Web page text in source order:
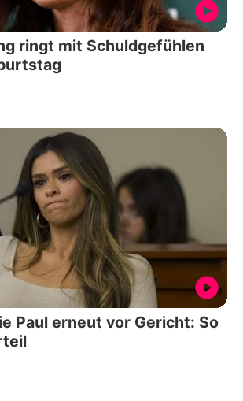
ringt mit Schuldgefühlen
Paul erneut vor Gericht: So